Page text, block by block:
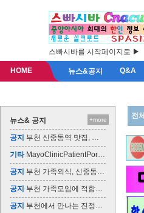
스빠시바를 시작페이지로 ▶
HOME 뉴스&공지 Q&A
뉴스& 공지
공지 부천 신중동역 맛집, 미쓰발랑코에서 한식의 매…
기타 MayoClinicPatientPortal
공지 부천 가족외식, 신중동역에서 즐기는 맛있는 한…
공지 부천 가족모임에 적합한 맛집과 명소 추천
공지 부천에서 만나는 진정한 한식의 맛, 미쓰발랑코
+more 전체